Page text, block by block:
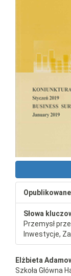
Słowa
Przemysł
Inwestycje,
Elżbieta
Szkoła Główna